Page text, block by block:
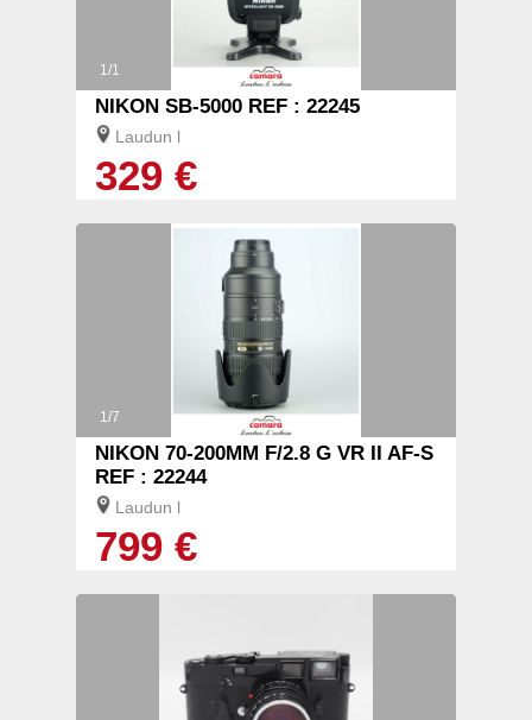
1/1
NIKON SB-5000 REF : 22245
Laudun l
329 €
1/7
NIKON 70-200MM F/2.8 G VR II AF-S
REF : 22244
Laudun l
799 €